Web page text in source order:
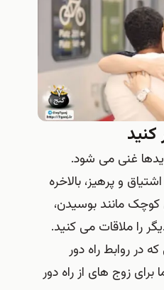
غنی می شود.
و پرهیز، بالاخره
مانند بوسیدن،
را ملاقات می کنید.
در روابط راه دور
زوج های از راه دور